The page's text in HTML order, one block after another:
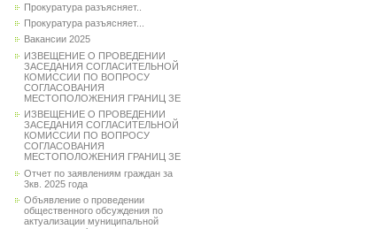
Прокуратура разъясняет..
Прокуратура разъясняет...
Вакансии 2025
ИЗВЕЩЕНИЕ О ПРОВЕДЕНИИ
ЗАСЕДАНИЯ СОГЛАСИТЕЛЬНОЙ
КОМИССИИ ПО ВОПРОСУ
СОГЛАСОВАНИЯ
МЕСТОПОЛОЖЕНИЯ ГРАНИЦ ЗЕ
ИЗВЕЩЕНИЕ О ПРОВЕДЕНИИ
ЗАСЕДАНИЯ СОГЛАСИТЕЛЬНОЙ
КОМИССИИ ПО ВОПРОСУ
СОГЛАСОВАНИЯ
МЕСТОПОЛОЖЕНИЯ ГРАНИЦ ЗЕ
Отчет по заявлениям граждан за
3кв. 2025 года
Объявление о проведении
общественного обсуждения по
актуализации муниципальной